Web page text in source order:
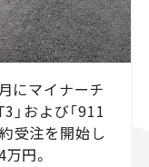
にマイナーチ
」および「911
受注を開始し
円。